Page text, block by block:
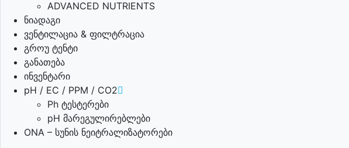
ADVANCED NUTRIENTS
ნიადაგი
ვენტილაცია & ფილტრაცია
გროუ ტენტი
განათება
ინვენტარი
pH / EC / PPM / CO2
Ph ტესტერები
pH მარეგულირებლები
ONA – სუნის ნეიტრალიზატორები